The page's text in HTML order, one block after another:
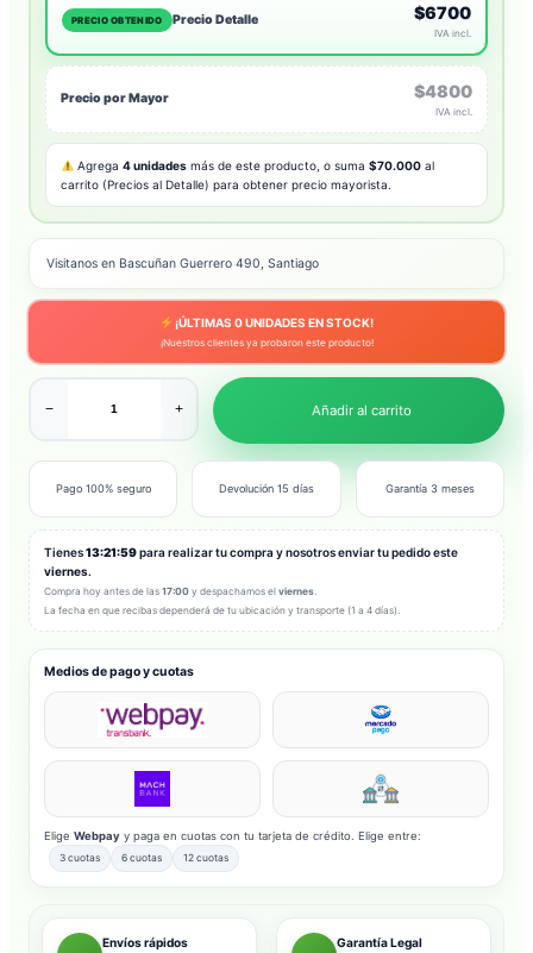
PRECIO OBTENIDO Precio Detalle $6700
IVA incl.
Precio por Mayor $4800
IVA incl.
Agrega4 unidades más de este producto, o suma$70.000 al
carrito (Precios al Detalle) para obtener precio mayorista.
Visitanos en Bascuñan Guerrero 490, Santiago
¡ÚLTIMAS0UNIDADES EN STOCK!
¡Nuestros clientes ya probaron este producto!
− + Añadir al carrito
Pago 100% seguro Devolución 15 días Garantía 3 meses
Tienes13:21:57para realizar tu compra y nosotros enviar tu pedido este
viernes.
Compra hoy antes de las 17:00 y despachamos el viernes
La fecha en que recibas dependerá de tu ubicación y transporte (1 a 4 días).
Medios de pago y cuotas
Elige Webpay y paga en cuotas con tu tarjeta de crédito. Elige entre:
3 cuotas 6 cuotas 12 cuotas
Envíos rápidos Garantía Legal